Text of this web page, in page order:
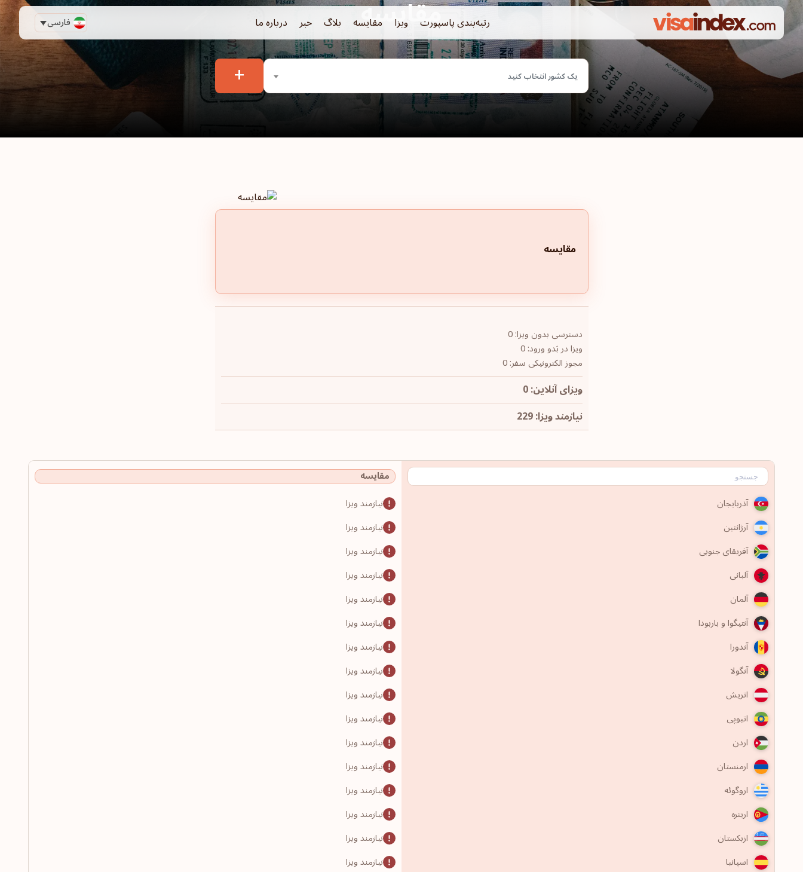
فارسی رتبه‌بندی پاسپورت ویزا مقایسه بلاگ خبر درباره ما مقایسه
یک کشور انتخاب کنید +
مقایسه
دسترسی بدون ویزا: 0
ویزا در بَدو ورود: 0
مجوز الکترونیکی سفر: 0
ویزای آنلاین: 0
نیازمند ویزا: 229
مقایسه
آذربایجان
نیازمند ویزا
آرژانتین
نیازمند ویزا
آفریقای جنوبی
نیازمند ویزا
آلبانی
نیازمند ویزا
آلمان
نیازمند ویزا
آنتیگوا و باربودا
نیازمند ویزا
آندورا
نیازمند ویزا
آنگولا
نیازمند ویزا
اتریش
نیازمند ویزا
اتیوپی
نیازمند ویزا
اردن
نیازمند ویزا
ارمنستان
نیازمند ویزا
اروگوئه
نیازمند ویزا
اریتره
نیازمند ویزا
ازبکستان
نیازمند ویزا
اسپانیا
نیازمند ویزا